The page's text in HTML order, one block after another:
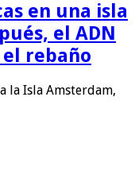
en una isla
el ADN
rebaño
la Isla Amsterdam,